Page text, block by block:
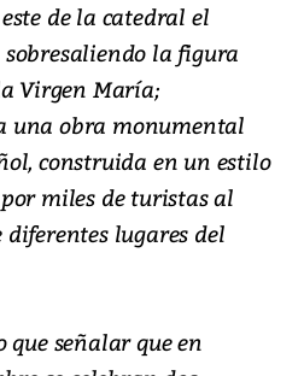
de la catedral el
sobresaliendo la figura
Virgen María;
una obra monumental
construida en un estilo
miles de turistas al
lugares del
señalar que en